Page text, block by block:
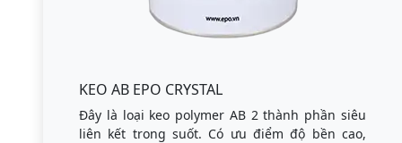
KEO AB EPO CRYSTAL
Đây là loại keo polymer AB 2 thành phần siêu
liên kết trong suốt. Có ưu điểm độ bền cao,